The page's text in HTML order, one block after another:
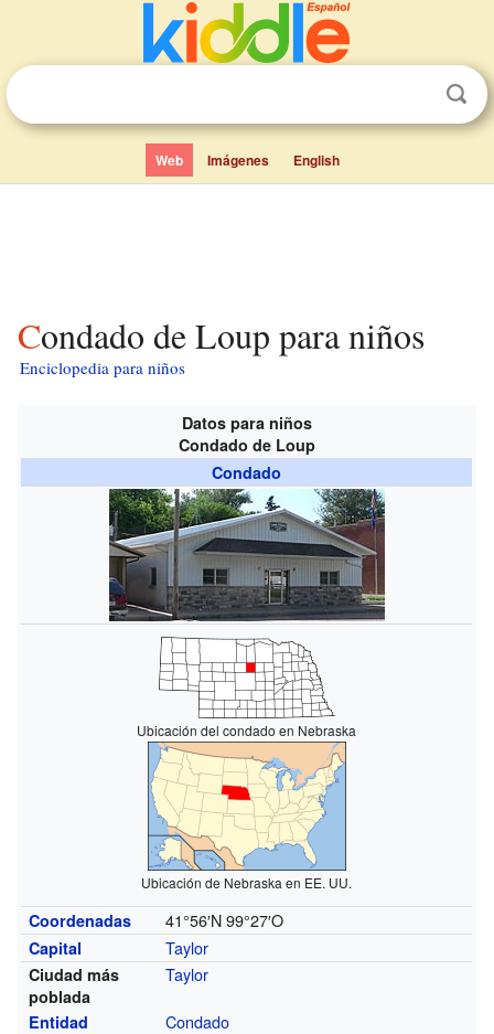
Web Imágenes English
Condado de Loup para niños
Enciclopedia para niños
Datos para niños
Condado de Loup
Condado
Ubicación del condado en Nebraska
Ubicación de Nebraska en EE. UU.
Coordenadas 41°56′N 99°27′O
Capital Taylor
Ciudad más
poblada
Taylor
Entidad
Condado